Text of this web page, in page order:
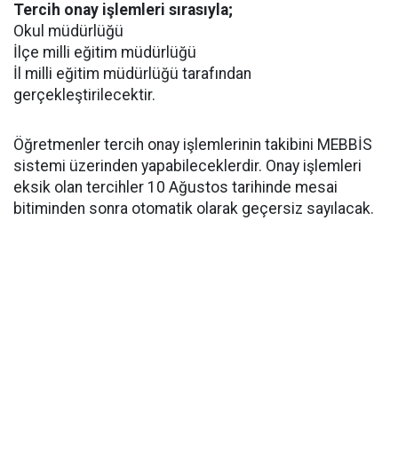
Tercih onay işlemleri sırasıyla;
Okul müdürlüğü
İlçe milli eğitim müdürlüğü
İl milli eğitim müdürlüğü tarafından
gerçekleştirilecektir.
Öğretmenler tercih onay işlemlerinin takibini MEBBİS
sistemi üzerinden yapabileceklerdir. Onay işlemleri
eksik olan tercihler 10 Ağustos tarihinde mesai
bitiminden sonra otomatik olarak geçersiz sayılacak.